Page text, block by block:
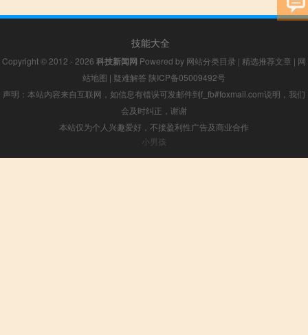
技能大全
Copyright © 2012 - 2026 科技新闻网 Powered by 网站分类目录 | 精选推荐文章 | 网
站地图 | 疑难解答 陕ICP备05009492号
声明：本站内容来自互联网，如信息有错误可发邮件到f_fb#foxmail.com说明，我们
会及时纠正，谢谢
本站仅为个人兴趣爱好，不接盈利性广告及商业合作
小男孩